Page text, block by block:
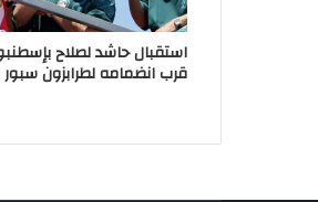
استقبال حاشد لصلاح
قرب انضمامه لطرابزون سبور